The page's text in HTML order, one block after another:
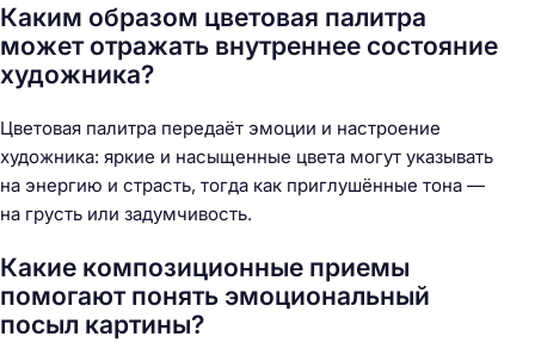
Каким образом цветовая палитра
может отражать внутреннее состояние
художника?
Цветовая палитра передаёт эмоции и настроение
художника: яркие и насыщенные цвета могут указывать
на энергию и страсть, тогда как приглушённые тона —
на грусть или задумчивость.
Какие композиционные приемы
помогают понять эмоциональный
посыл картины?